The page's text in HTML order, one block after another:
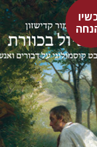
מור קדישזון